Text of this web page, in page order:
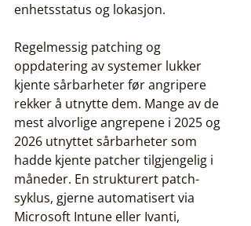
enhetsstatus og lokasjon.
Regelmessig patching og
oppdatering av systemer lukker
kjente sårbarheter før angripere
rekker å utnytte dem. Mange av de
mest alvorlige angrepene i 2025 og
2026 utnyttet sårbarheter som
hadde kjente patcher tilgjengelig i
måneder. En strukturert patch-
syklus, gjerne automatisert via
Microsoft Intune eller Ivanti,